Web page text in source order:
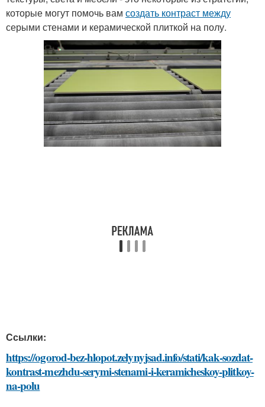
которые могут помочь вам создать контраст между
серыми стенами и керамической плиткой на полу.
Ссылки:
https://ogorod-bez-hlopot.zelynyjsad.info/stati/kak-sozdat-
kontrast-mezhdu-serymi-stenami-i-keramicheskoy-plitkoy-
na-polu